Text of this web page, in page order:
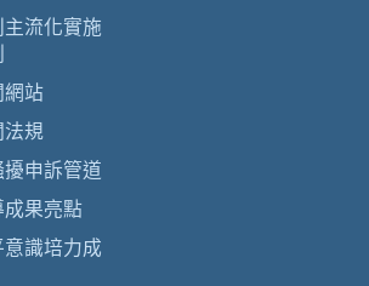
主流化實施
網站
法規
擾申訴管道
成果亮點
意識培力成